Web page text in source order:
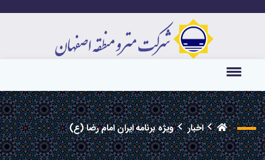
اخبار ویژه برنامه ایران امام رضا (ع)